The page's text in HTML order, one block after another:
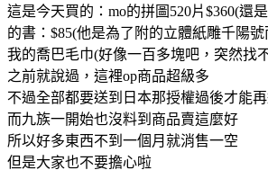
這是今天買的：mo的拼圖520片$360(還
的書：$85(他是為了附的立體紙雕千陽號
我的喬巴毛巾(好像一百多塊吧，突然找
之前就說過，這裡op商品超級多
不過全部都要送到日本那授權過後才能
而九族一開始也沒料到商品賣這麼好
所以好多東西不到一個月就消售一空
但是大家也不要擔心啦